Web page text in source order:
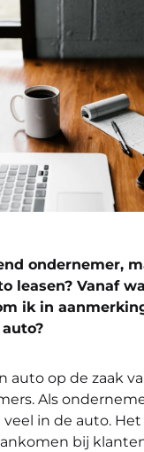
ondernemer,
leasen? Vanaf
ik in
auto op de zaak
Als
in de auto.
bij